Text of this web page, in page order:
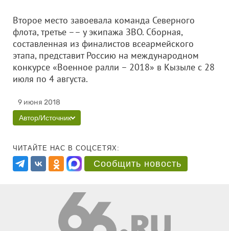
Второе место завоевала команда Северного
флота, третье –– у экипажа ЗВО. Сборная,
составленная из финалистов всеармейского
этапа, представит Россию на международном
конкурсе «Военное ралли – 2018» в Кызыле с 28
июля по 4 августа.
9 июня 2018
Автор/Источник
ЧИТАЙТЕ НАС В СОЦСЕТЯХ:
Сообщить новость